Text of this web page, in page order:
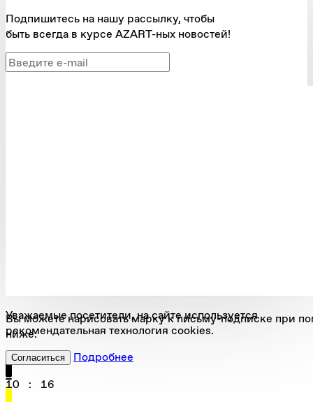
Подпишитесь на нашу рассылку, чтобы
быть всегда в курсе AZART-ных новостей!
Вы можете нарисовать марку к письму-подписке при
ниже.
Уважаемые посетители, на сайте используется
рекомендательная технология cookies.
Согласиться
Подробнее
10
:
16